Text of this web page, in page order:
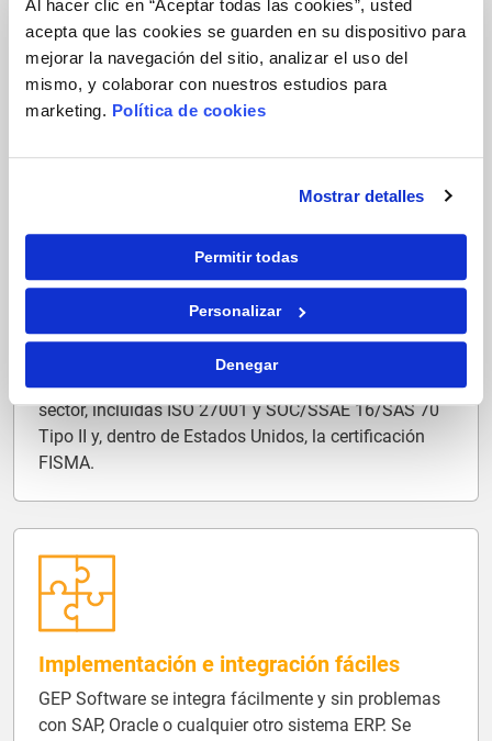
Al hacer clic en “Aceptar todas las cookies”, usted
acepta que las cookies se guarden en su dispositivo para
mejorar la navegación del sitio, analizar el uso del
mismo, y colaborar con nuestros estudios para
marketing. Política de cookies
Mostrar detalles
Permitir todas
Personalizar
Denegar
que ofrece un SLA de tiempo de actividad mensual
del 99,95 %. Para que pueda trabajar sin
preocupaciones y sin tiempo de inactividad.
Alta seguridad de datos
GEP Software utiliza los mismos centros de datos en
los que se gestionan muchos de los servicios
complejos en línea más grandes del mundo, de
conformidad con una amplia variedad de normas del
sector, incluidas ISO 27001 y SOC/SSAE 16/SAS 70
Tipo II y, dentro de Estados Unidos, la certificación
FISMA.
Implementación e integración fáciles
GEP Software se integra fácilmente y sin problemas
con SAP, Oracle o cualquier otro sistema ERP. Se